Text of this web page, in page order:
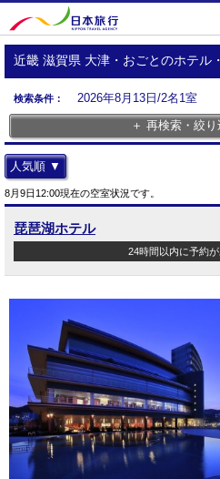
近畿 滋賀県 大津・おごとのホテ
検索条件：
2026年8月13日/2名1室
＋ 再検索・絞り
人気順 ▼
8月9日12:00現在の空室状況です。
琵琶湖ホテル
24時間以内に予約が